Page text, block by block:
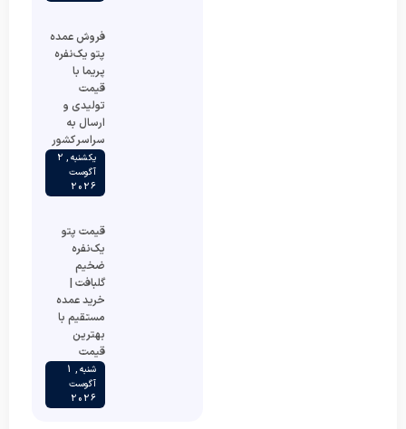
فروش عمده
پتو یک‌نفره
پریما با
قیمت
تولیدی و
ارسال به
سراسر کشور
یکشنبه , 2
آگوست
2026
قیمت پتو
یک‌نفره
ضخیم
گلبافت |
خرید عمده
مستقیم با
بهترین
قیمت
شنبه , 1
آگوست
2026